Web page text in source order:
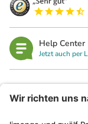
Help Center
Jetzt auch per